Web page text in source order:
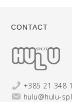
CONTACT
+385 21 348
hulu@hulu-